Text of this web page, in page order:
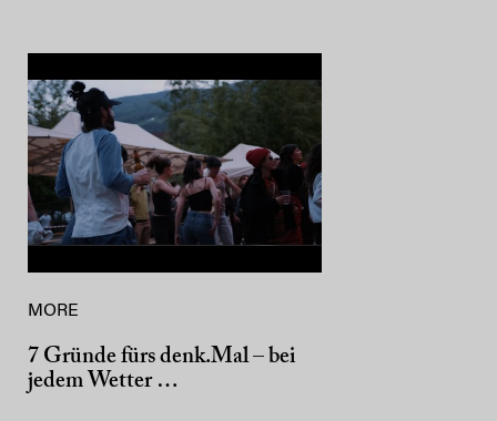
MORE
7 Gründe fürs denk.Mal – bei
jedem Wetter …